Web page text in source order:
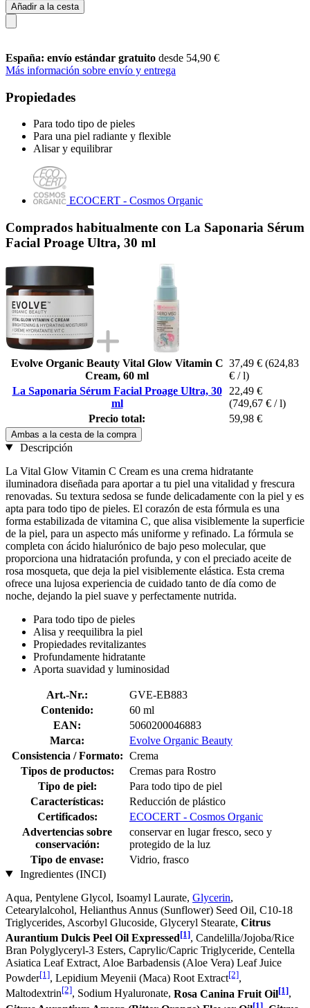
Añadir a la cesta
España: envío estándar gratuito desde 54,90 €
Más información sobre envío y entrega
Propiedades
Para todo tipo de pieles
Para una piel radiante y flexible
Alisar y equilibrar
ECOCERT - Cosmos Organic
Comprados habitualmente con La Saponaria Sérum
Facial Proage Ultra, 30 ml
Evolve Organic Beauty Vital Glow Vitamin C
Cream, 60 ml
37,49 € (624,83
€ / l)
La Saponaria Sérum Facial Proage Ultra, 30
ml
22,49 €
(749,67 € / l)
Precio total:
59,98 €
Ambas a la cesta de la compra
Descripción
La Vital Glow Vitamin C Cream es una crema hidratante
iluminadora diseñada para aportar a tu piel una vitalidad y frescura
renovadas. Su textura sedosa se funde delicadamente con la piel y es
apta para todo tipo de pieles. El corazón de esta fórmula es una
forma estabilizada de vitamina C, que alisa visiblemente la superficie
de la piel, para un aspecto más uniforme y refinado. La fórmula se
completa con ácido hialurónico de bajo peso molecular, que
proporciona una hidratación profunda, y con el preciado aceite de
rosa mosqueta, que deja la piel visiblemente elástica. Esta crema
ofrece una lujosa experiencia de cuidado tanto de día como de
noche, dejando la piel suave y perfectamente nutrida.
Para todo tipo de pieles
Alisa y reequilibra la piel
Propiedades revitalizantes
Profundamente hidratante
Aporta suavidad y luminosidad
Art.-Nr.:
GVE-EB883
Contenido:
60 ml
EAN:
5060200046883
Marca:
Evolve Organic Beauty
Consistencia / Formato: Crema
Tipos de productos:
Cremas para Rostro
Tipo de piel:
Para todo tipo de piel
Características:
Reducción de plástico
Certificados:
ECOCERT - Cosmos Organic
Advertencias sobre
conservación:
conservar en lugar fresco, seco y
protegido de la luz
Tipo de envase:
Vidrio, frasco
Ingredientes (INCI)
Aqua, Pentylene Glycol, Isoamyl Laurate, Glycerin,
Cetearylalcohol, Helianthus Annus (Sunflower) Seed Oil, C10-18
Triglycerides, Ascorbyl Glucoside, Glyceryl Stearate, Citrus
Aurantium Dulcis Peel Oil Expressed[1], Candelilla/Jojoba/Rice
Bran Polyglyceryl-3 Esters, Caprylic/Capric Triglyceride, Centella
Asiatica Leaf Extract, Aloe Barbadensis (Aloe Vera) Leaf Juice
Powder[1], Lepidium Meyenii (Maca) Root Extract[2],
Maltodextrin[2], Sodium Hyaluronate, Rosa Canina Fruit Oil[1],
[1]